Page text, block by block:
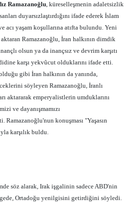
Ramazanoğlu, küreselleşmenin adaletsizlik
duyarsızlaştırdığını ifade ederek İslam
acı yaşam koşullarına atıfta bulundu. Yeni
Ramazanoğlu, İran halkının dimdik
olsun ya da inançsız ve devrim karşıtı
karşı yekvûcut olduklarını ifade etti.
gibi İran halkının da yanında,
söyleyen Ramazanoğlu, İranlı
aktararak emperyalistlerin umduklarını
ve dayanışmamızı
konuşması "Yaşasın
karşılık buldu.
söz alarak, Irak işgalinin sadece ABD'nin
Ortadoğu yenilgisini getirdiğini söyledi.